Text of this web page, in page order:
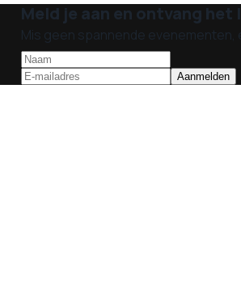
Meld je aan en ontvang
Mis geen spannende